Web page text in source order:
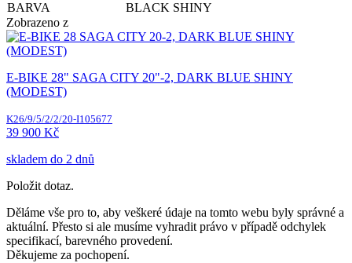
BARVA
BLACK SHINY
Zobrazeno z
E-BIKE 28" SAGA CITY 20"-2, DARK BLUE SHINY
(MODEST)
K26/9/5/2/2/20-I105677
39 900 Kč
skladem do 2 dnů
Položit dotaz.
Děláme vše pro to, aby veškeré údaje na tomto webu byly správné a
aktuální. Přesto si ale musíme vyhradit právo v případě odchylek
specifikací, barevného provedení.
Děkujeme za pochopení.